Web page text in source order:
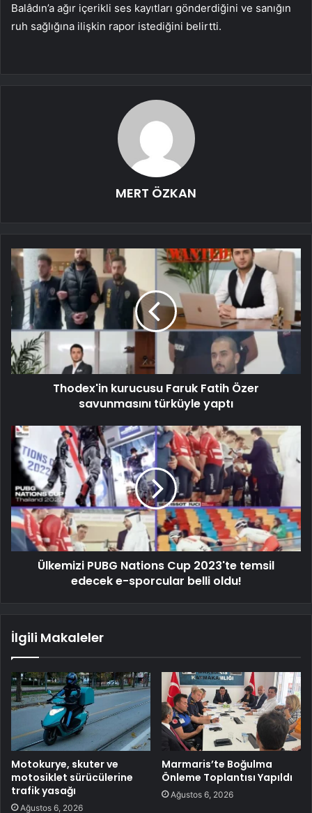
Balâdın’a ağır içerikli ses kayıtları gönderdiğini ve sanığın
ruh sağlığına ilişkin rapor istediğini belirtti.
MERT ÖZKAN
Thodex'in kurucusu Faruk Fatih Özer
savunmasını türküyle yaptı
Ülkemizi PUBG Nations Cup 2023'te temsil
edecek e-sporcular belli oldu!
İlgili Makaleler
Motokurye, skuter ve
motosiklet sürücülerine
trafik yasağı
Ağustos 6, 2026
Marmaris’te Boğulma
Önleme Toplantısı Yapıldı
Ağustos 6, 2026